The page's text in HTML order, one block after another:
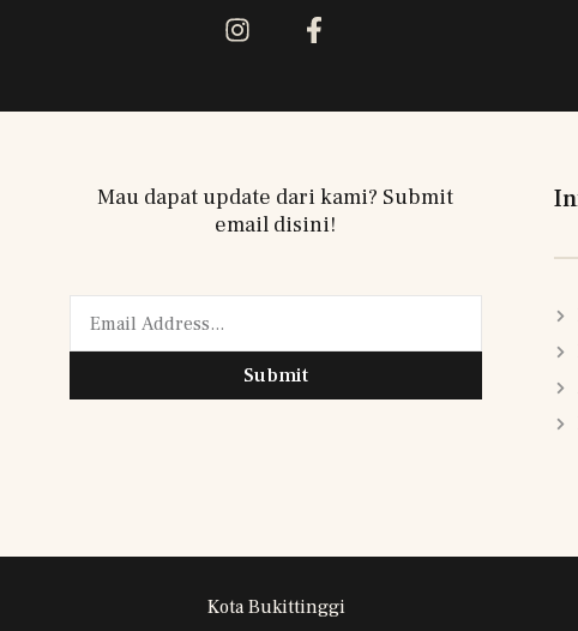
Mau dapat update dari kami? Submit
email disini!
Submit
Kota Bukittinggi